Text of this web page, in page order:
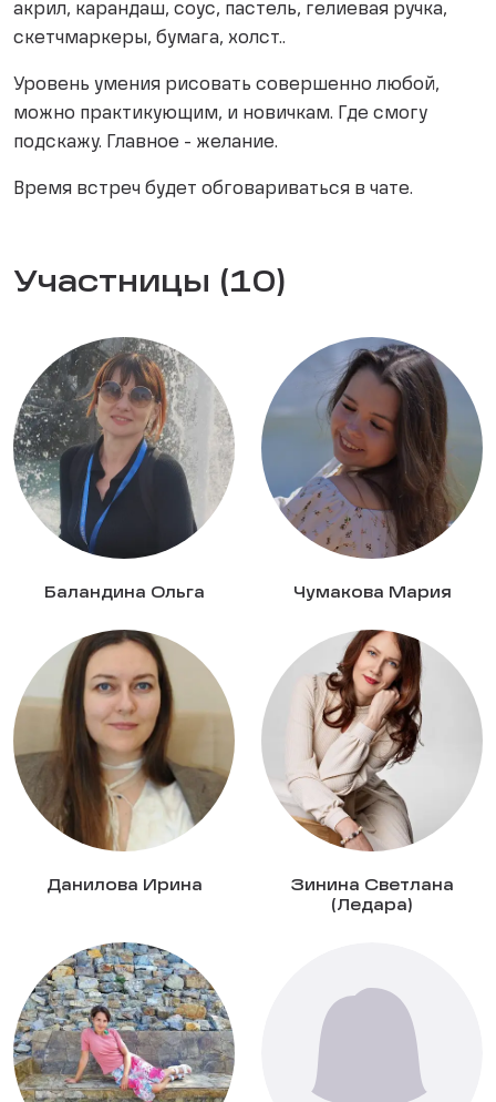
акрил, карандаш, соус, пастель, гелиевая ручка,
скетчмаркеры, бумага, холст..
Уровень умения рисовать совершенно любой,
можно практикующим, и новичкам. Где смогу
подскажу. Главное - желание.
Время встреч будет обговариваться в чате.
Участницы (10)
Баландина Ольга Чумакова Мария
Данилова Ирина
Зинина Светлана
(Ледара)